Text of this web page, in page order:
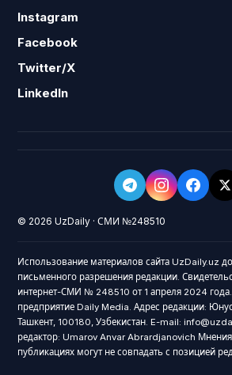
Instagram
Facebook
Twitter/X
LinkedIn
© 2026 UzDaily · СМИ №248510
Использование материалов сайта UzDaily.uz
письменного разрешения редакции.
интернет-СМИ № 248510 от 1 апреля 2024
предприятие Daily Media. Адрес редакции:
Ташкент, 100180, Узбекистан. E-mail:
редактор: Umarov Anvar Abrardjanovich
публикациях могут не совпадать с позицией